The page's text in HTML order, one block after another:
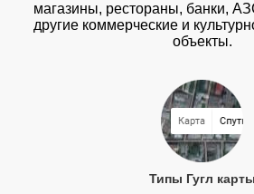
магазины, рестораны, банки,
другие коммерческие и
объекты.
Типы Гугл карты